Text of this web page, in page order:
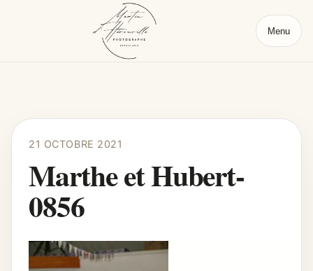
Menu
21 OCTOBRE 2021
Marthe et Hubert-
0856